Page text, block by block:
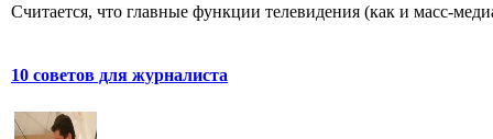
Считается, что главные функции телевидения (как и масс-
10 советов для журналиста